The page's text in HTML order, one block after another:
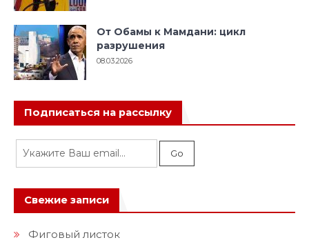
От Обамы к Мамдани: цикл
разрушения
08.03.2026
Подписаться на рассылку
Свежие записи
Фиговый листок